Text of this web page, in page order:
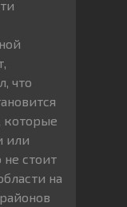
что
которые
или
стоит
на